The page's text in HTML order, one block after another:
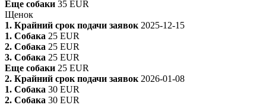
Еще собаки 35 EUR
Щенок
1. Крайний срок подачи заявок 2025-12-15
1. Собака 25 EUR
2. Собака 25 EUR
3. Собака 25 EUR
Еще собаки 25 EUR
2. Крайний срок подачи заявок 2026-01-08
1. Собака 30 EUR
2. Собака 30 EUR